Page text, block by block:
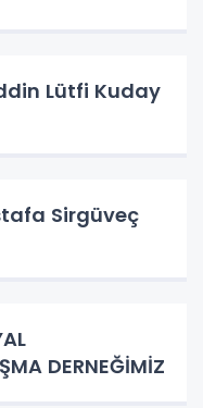
Lütfi Kuday
Sirgüveç
DERNEĞİMİZ